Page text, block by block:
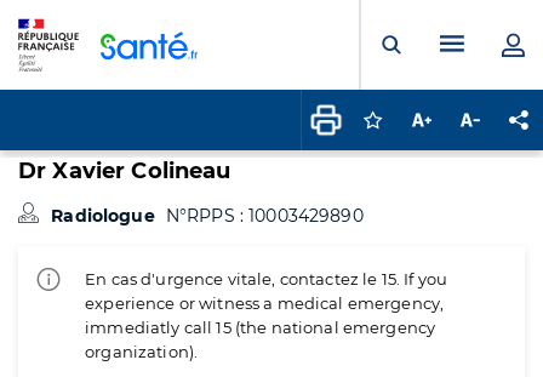
Ouvrir laMenu
Connectez-vous
Augmenter la
Dr Xavier Colineau
Radiologue N°RPPS : 10003429890
En cas d'urgence vitale, contactez le 15. If you
experience or witness a medical emergency,
immediatly call 15 (the national emergency
organization).